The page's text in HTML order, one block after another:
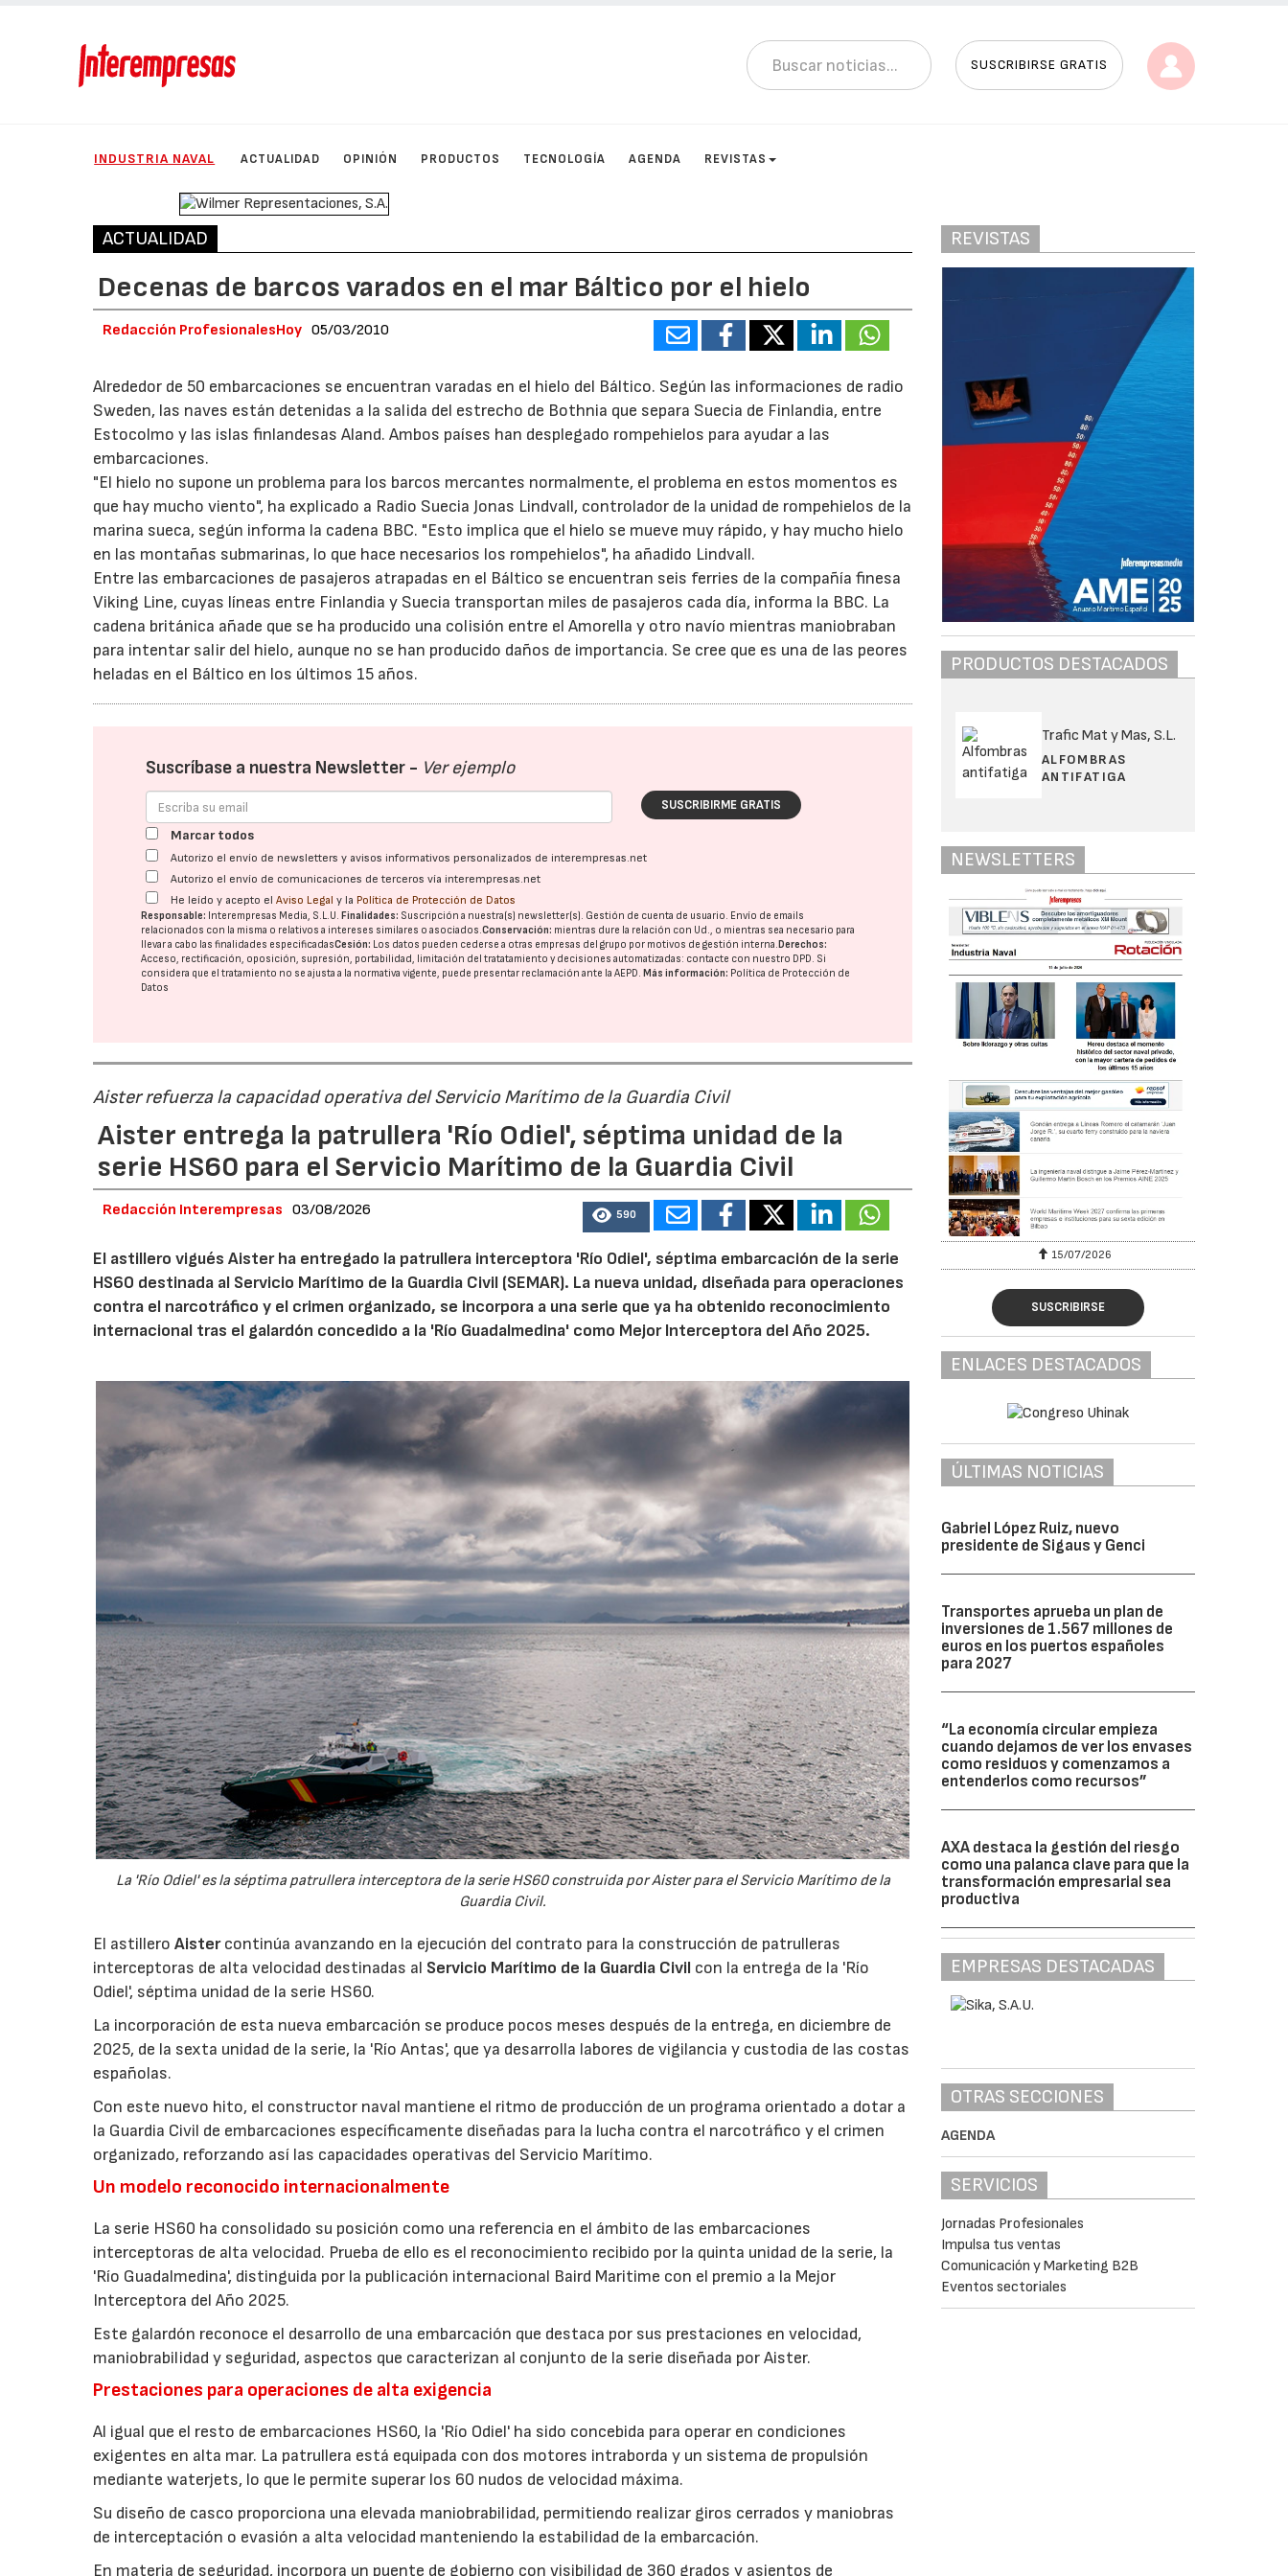
SUSCRIBIRSE GRATIS
INDUSTRIA NAVAL ACTUALIDAD OPINIÓN PRODUCTOS TECNOLOGÍA AGENDA REVISTAS
ACTUALIDAD
Decenas de barcos varados en el mar Báltico por el hielo
Redacción ProfesionalesHoy 05/03/2010
Alrededor de 50 embarcaciones se encuentran varadas en el hielo del Báltico. Según las informaciones de radio
Sweden, las naves están detenidas a la salida del estrecho de Bothnia que separa Suecia de Finlandia, entre
Estocolmo y las islas finlandesas Aland. Ambos países han desplegado rompehielos para ayudar a las
embarcaciones.
"El hielo no supone un problema para los barcos mercantes normalmente, el problema en estos momentos es
que hay mucho viento", ha explicado a Radio Suecia Jonas Lindvall, controlador de la unidad de rompehielos de la
marina sueca, según informa la cadena BBC. "Esto implica que el hielo se mueve muy rápido, y hay mucho hielo
en las montañas submarinas, lo que hace necesarios los rompehielos", ha añadido Lindvall.
Entre las embarcaciones de pasajeros atrapadas en el Báltico se encuentran seis ferries de la compañía finesa
Viking Line, cuyas líneas entre Finlandia y Suecia transportan miles de pasajeros cada día, informa la BBC. La
cadena británica añade que se ha producido una colisión entre el Amorella y otro navío mientras maniobraban
para intentar salir del hielo, aunque no se han producido daños de importancia. Se cree que es una de las peores
heladas en el Báltico en los últimos 15 años.
Suscríbase a nuestra Newsletter - Ver ejemplo
SUSCRIBIRME GRATIS
Marcar todos
Autorizo el envío de newsletters y avisos informativos personalizados de interempresas.net
Autorizo el envío de comunicaciones de terceros vía interempresas.net
He leído y acepto elAviso Legal y la Política de Protección de Datos
Responsable: Interempresas Media, S.L.U. Finalidades: Suscripción a nuestra(s) newsletter(s). Gestión de cuenta de usuario. Envío de emails
relacionados con la misma o relativos a intereses similares o asociados.Conservación: mientras dure la relación con Ud., o mientras sea necesario para
llevar a cabo las finalidades especificadasCesión: Los datos pueden cederse a otras empresas del grupo por motivos de gestión interna. Derechos:
Acceso, rectificación, oposición, supresión, portabilidad, limitación del tratatamiento y decisiones automatizadas: contacte con nuestro DPD. Si
considera que el tratamiento no se ajusta a la normativa vigente, puede presentar reclamación ante laAEPD. Más información: Política de Protección de
Datos
Aister refuerza la capacidad operativa del Servicio Marítimo de la Guardia Civil
Aister entrega la patrullera 'Río Odiel', séptima unidad de la
serie HS60 para el Servicio Marítimo de la Guardia Civil
Redacción Interempresas 03/08/2026 590
El astillero vigués Aister ha entregado la patrullera interceptora 'Río Odiel', séptima embarcación de la serie
HS60 destinada al Servicio Marítimo de la Guardia Civil (SEMAR). La nueva unidad, diseñada para operaciones
contra el narcotráfico y el crimen organizado, se incorpora a una serie que ya ha obtenido reconocimiento
internacional tras el galardón concedido a la 'Río Guadalmedina' como Mejor Interceptora del Año 2025.
La 'Río Odiel' es la séptima patrullera interceptora de la serie HS60 construida por Aister para el Servicio Marítimo de la
Guardia Civil.
El astilleroAistercontinúa avanzando en la ejecución del contrato para la construcción de patrulleras
interceptoras de alta velocidad destinadas al Servicio Marítimo de la Guardia Civil con la entrega de la 'Río
Odiel', séptima unidad de la serie HS60.
La incorporación de esta nueva embarcación se produce pocos meses después de la entrega, en diciembre de
2025, de la sexta unidad de la serie, la 'Río Antas', que ya desarrolla labores de vigilancia y custodia de las costas
españolas.
Con este nuevo hito, el constructor naval mantiene el ritmo de producción de un programa orientado a dotar a
la Guardia Civil de embarcaciones específicamente diseñadas para la lucha contra el narcotráfico y el crimen
organizado, reforzando así las capacidades operativas del Servicio Marítimo.
Un modelo reconocido internacionalmente
La serie HS60 ha consolidado su posición como una referencia en el ámbito de las embarcaciones
interceptoras de alta velocidad. Prueba de ello es el reconocimiento recibido por la quinta unidad de la serie, la
'Río Guadalmedina', distinguida por la publicación internacional Baird Maritime con el premio a la Mejor
Interceptora del Año 2025.
Este galardón reconoce el desarrollo de una embarcación que destaca por sus prestaciones en velocidad,
maniobrabilidad y seguridad, aspectos que caracterizan al conjunto de la serie diseñada por Aister.
Prestaciones para operaciones de alta exigencia
Al igual que el resto de embarcaciones HS60, la 'Río Odiel' ha sido concebida para operar en condiciones
exigentes en alta mar. La patrullera está equipada con dos motores intraborda y un sistema de propulsión
mediante waterjets, lo que le permite superar los 60 nudos de velocidad máxima.
Su diseño de casco proporciona una elevada maniobrabilidad, permitiendo realizar giros cerrados y maniobras
de interceptación o evasión a alta velocidad manteniendo la estabilidad de la embarcación.
En materia de seguridad, incorpora un puente de gobierno con visibilidad de 360 grados y asientos de
REVISTAS
PRODUCTOS DESTACADOS
Trafic Mat y Mas, S.L.
ALFOMBRAS
ANTIFATIGA
NEWSLETTERS
15/07/2026 29/07/2026 15/07/2026
SUSCRIBIRSE
ENLACES DESTACADOS
ÚLTIMAS NOTICIAS
Gabriel López Ruiz, nuevo
presidente de Sigaus y Genci
Transportes aprueba un plan de
inversiones de 1.567 millones de
euros en los puertos españoles
para 2027
“La economía circular empieza
cuando dejamos de ver los envases
como residuos y comenzamos a
entenderlos como recursos”
AXA destaca la gestión del riesgo
como una palanca clave para que la
transformación empresarial sea
productiva
EMPRESAS DESTACADAS
OTRAS SECCIONES
AGENDA
SERVICIOS
Jornadas Profesionales
Impulsa tus ventas
Comunicación y Marketing B2B
Eventos sectoriales